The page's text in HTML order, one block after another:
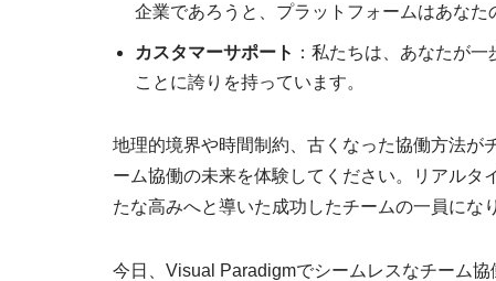
企業であろうと、プラットフォームはあなた
カスタマーサポート ：私たちは、あなたが
ことに誇りを持っています。
地理的境界や時間制約、古くなった協働方法
ーム協働の未来を体験してください。リアル
たな高みへと導いた成功したチームの一員にな
今日、Visual Paradigmでシームレスなチーム